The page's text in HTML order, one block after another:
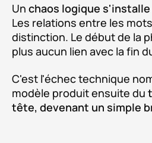
Un chaos logique
Les relations entre les
distinction. Le début de la
plus aucun lien avec la fin
C'est l'échec technique
modèle produit ensuite du
tête, devenant un simple